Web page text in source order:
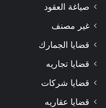
صياغة العقود
غير مصنف
قضايا الجمارك
قضايا تجاريه
قضايا شركات
قضايا عقاريه